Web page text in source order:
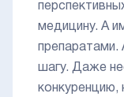
медицину. А
препаратами.
шагу. Даже
конкуренцию,